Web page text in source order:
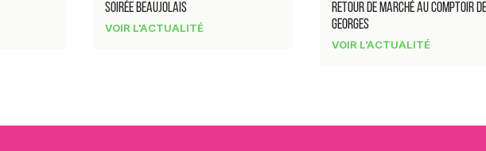
SOIRÉE BEAUJOLAIS
VOIR L'ACTUALITÉ
RETOUR DE MARCHÉ AU COMPTOIR
GEORGES
VOIR L'ACTUALITÉ